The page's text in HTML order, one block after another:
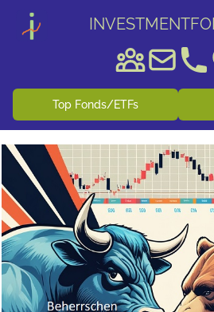
Top Fonds/ETFs